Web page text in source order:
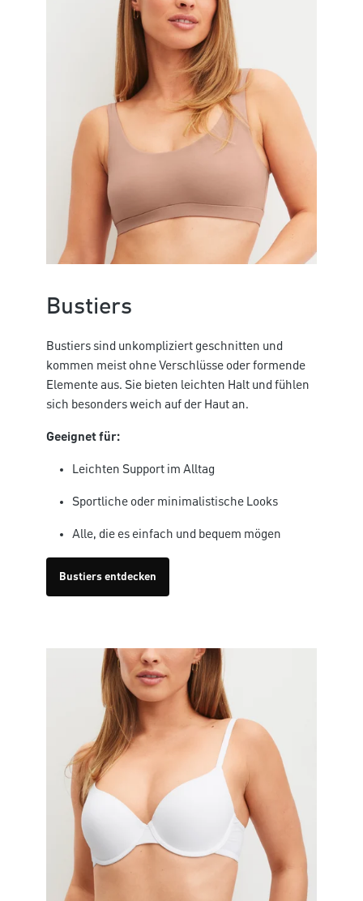
Bustiers
Bustiers sind unkompliziert geschnitten und
kommen meist ohne Verschlüsse oder formende
Elemente aus. Sie bieten leichten Halt und fühlen
sich besonders weich auf der Haut an.
Geeignet für:
Leichten Support im Alltag
Sportliche oder minimalistische Looks
Alle, die es einfach und bequem mögen
Bustiers entdecken